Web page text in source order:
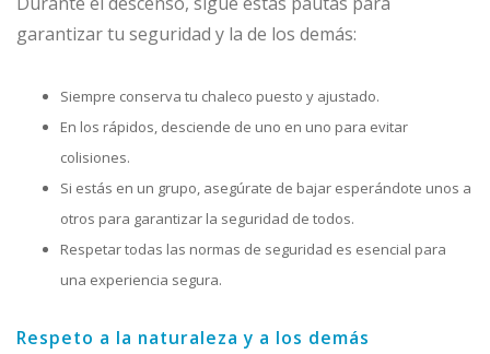
garantizar tu seguridad y la de los demás:
Siempre conserva tu chaleco puesto y ajustado.
En los rápidos, desciende de uno en uno para evitar
colisiones.
Si estás en un grupo, asegúrate de bajar esperándote unos a
otros para garantizar la seguridad de todos.
Respetar todas las normas de seguridad es esencial para
una experiencia segura.
Respeto a la naturaleza y a los demás